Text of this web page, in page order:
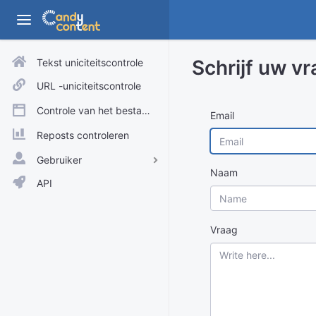
Tekst uniciteitscontrole
URL -uniciteitscontrole
Controle van het bestand
Reposts controleren
Gebruiker
Aanmelden
API
Schrijf uw
Email
Naam
Vraag